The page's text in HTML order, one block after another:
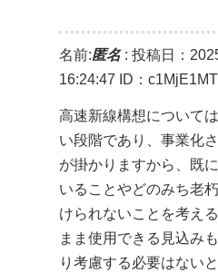
名前:匿名: 投稿日：
16:24:47
ID：c1MjE1MTI
高速新線構想について
い段階であり、事業化
が掛かりますから、既
いることやどのみち老
けられないことを考え
まま使用できる見込み
り考慮する必要はない